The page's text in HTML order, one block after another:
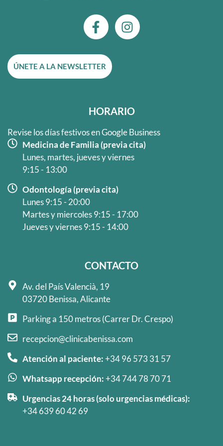
F
a
e
b
o
k
-
f
I
n
a
m
ÚNETE A LA NEWSLETTER
HORARIO
Revise los días festivos en Google Business
Medicina de Familia (previa cita)
Lunes, martes, jueves y viernes
9:15 - 13:00
Odontología (previa cita)
Lunes 9:15 - 20:00
Martes y miercoles 9:15 - 17:00
Jueves y viernes 9:15 - 14:00
CONTACTO
Av. del País Valencià, 19
03720 Benissa, Alicante
Parking a 150 metros (Carrer Dr. Crespo)
recepcion@clinicabenissa.com
Atención al paciente:+34 96 573 31 57
Whatsapp recepción:+34 744 78 70 71
Urgencias 24 horas (solo urgencias médicas):
+34 639 60 42 69